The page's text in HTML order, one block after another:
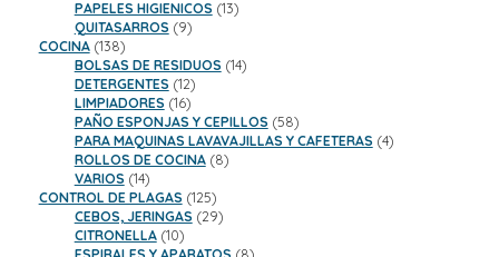
productos
PAPELES HIGIENICOS 1313
QUITASARROS 99
COCINA 138138
productos
BOLSAS DE RESIDUOS 1414
DETERGENTES 1212
productos
LIMPIADORES 1616
productos
PAÑO ESPONJAS Y CEPILLOS 5858
productos
PARA MAQUINAS LAVAVAJILLAS Y CAFETERAS 44
ROLLOS DE COCINA 88
VARIOS 1414
productos
CONTROL DE PLAGAS 125125
productos
CEBOS, JERINGAS 2929
CITRONELLA 1010
productos 8